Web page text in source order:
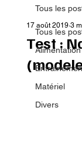
Tous les
Alimentation
Matériel
Divers
Tous les
Test :
17 août 2019 3